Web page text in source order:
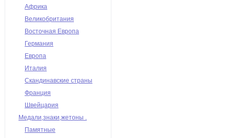
Африка
Великобритания
Восточная Европа
Германия
Европа
Италия
Скандинавские страны
Франция
Швейцария
Медали,знаки,жетоны .
Памятные